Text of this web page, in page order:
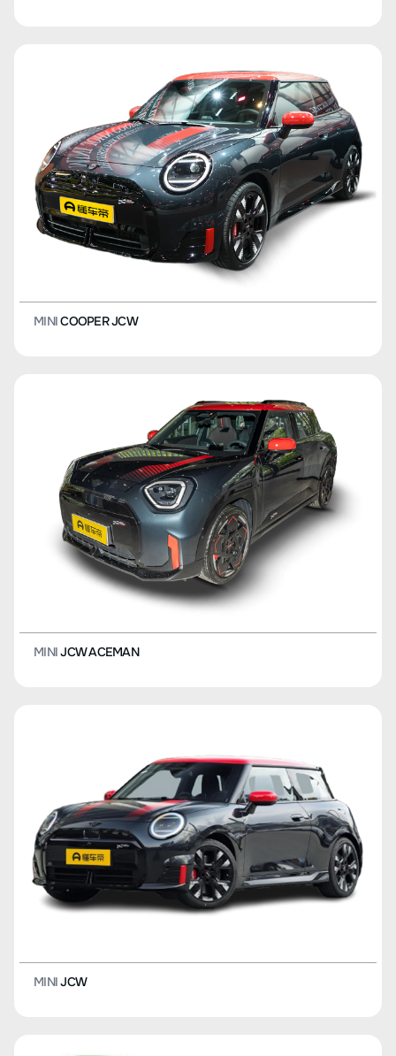
MINICOOPER JCW
MINIJCW ACEMAN
MINIJCW